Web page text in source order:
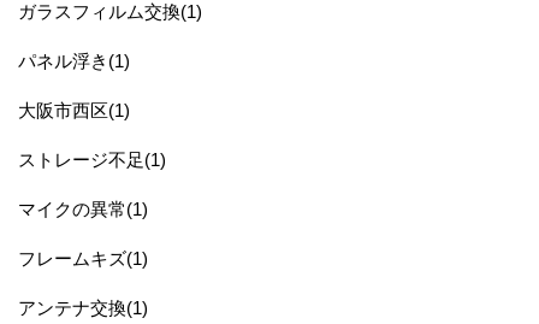
ガラスフィルム交換(1)
パネル浮き(1)
大阪市西区(1)
ストレージ不足(1)
マイクの異常(1)
フレームキズ(1)
アンテナ交換(1)